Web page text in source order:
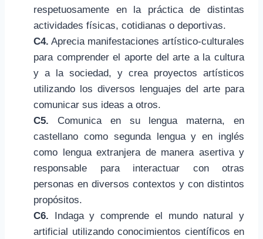
respetuosamente en la práctica de distintas
actividades físicas, cotidianas o deportivas.
C4. Aprecia manifestaciones artístico-culturales
para comprender el aporte del arte a la cultura
y a la sociedad, y crea proyectos artísticos
utilizando los diversos lenguajes del arte para
comunicar sus ideas a otros.
C5. Comunica en su lengua materna, en
castellano como segunda lengua y en inglés
como lengua extranjera de manera asertiva y
responsable para interactuar con otras
personas en diversos contextos y con distintos
propósitos.
C6. Indaga y comprende el mundo natural y
artificial utilizando conocimientos científicos en